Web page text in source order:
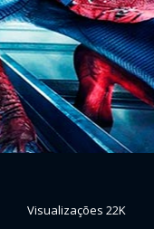
Visualizações 22K